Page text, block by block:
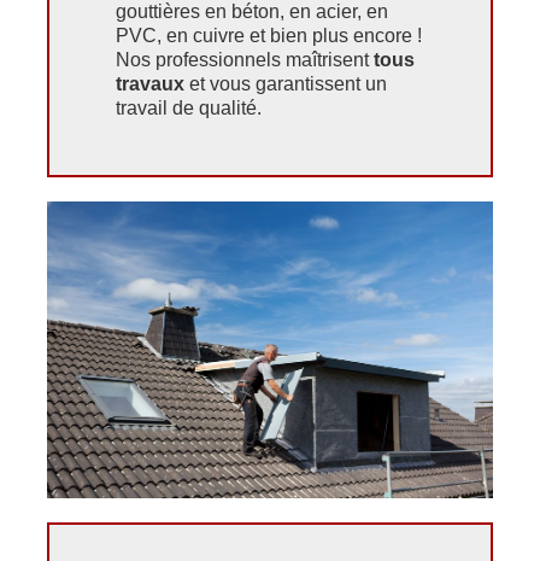
gouttières en béton, en acier, en
PVC, en cuivre et bien plus encore !
Nos professionnels maîtrisenttous
travaux et vous garantissent un
travail de qualité.